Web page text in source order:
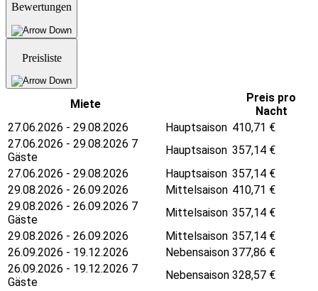
Bewertungen
Preisliste
Miete
Preis pro
Nacht
27.06.2026 - 29.08.2026
Hauptsaison 410,71 €
27.06.2026 - 29.08.2026 7
Gäste
Hauptsaison 357,14 €
27.06.2026 - 29.08.2026
Hauptsaison 357,14 €
29.08.2026 - 26.09.2026
Mittelsaison 410,71 €
29.08.2026 - 26.09.2026 7
Gäste
Mittelsaison 357,14 €
29.08.2026 - 26.09.2026
Mittelsaison 357,14 €
26.09.2026 - 19.12.2026
Nebensaison 377,86 €
26.09.2026 - 19.12.2026 7
Gäste
Nebensaison 328,57 €